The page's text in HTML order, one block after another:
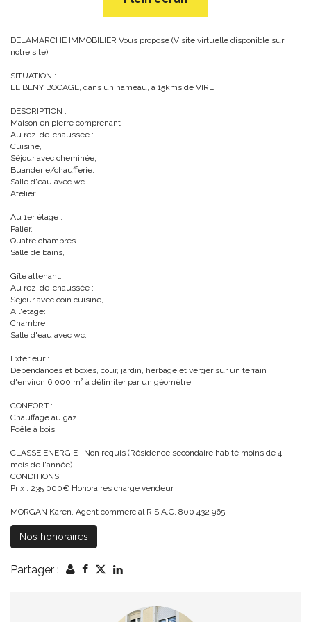
DELAMARCHE IMMOBILIER Vous propose (Visite virtuelle disponible sur
notre site) :
SITUATION :
LE BENY BOCAGE, dans un hameau, à 15kms de VIRE.
DESCRIPTION :
Maison en pierre comprenant :
Au rez-de-chaussée :
Cuisine,
Séjour avec cheminée,
Buanderie/chaufferie,
Salle d'eau avec wc.
Atelier.
Au 1er étage :
Palier,
Quatre chambres
Salle de bains,
Gîte attenant:
Au rez-de-chaussée :
Séjour avec coin cuisine,
A l'étage:
Chambre
Salle d'eau avec wc.
Extérieur :
Dépendances et boxes, cour, jardin, herbage et verger sur un terrain
d'environ 6 000 m² à délimiter par un géomètre.
CONFORT :
Chauffage au gaz
Poêle à bois,
CLASSE ENERGIE : Non requis (Résidence secondaire habité moins de 4
mois de l'année)
CONDITIONS :
Prix : 235 000€ Honoraires charge vendeur.
MORGAN Karen, Agent commercial R.S.A.C. 800 432 965
Nos honoraires
Partager :